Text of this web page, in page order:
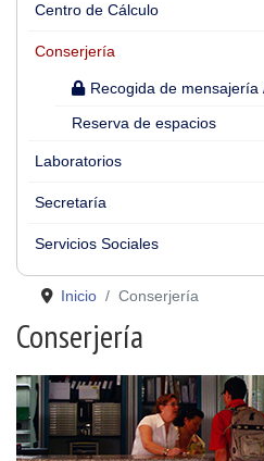
Centro de Cálculo
Conserjería
Recogida de mensajería
Reserva de espacios
Laboratorios
Secretaría
Servicios Sociales
Inicio Conserjería
Conserjería